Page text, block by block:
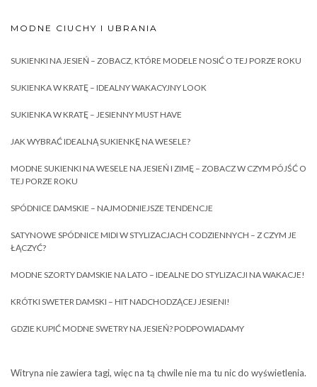
MODNE CIUCHY I UBRANIA
SUKIENKI NA JESIEŃ – ZOBACZ, KTÓRE MODELE NOSIĆ O TEJ PORZE ROKU
SUKIENKA W KRATĘ – IDEALNY WAKACYJNY LOOK
SUKIENKA W KRATĘ – JESIENNY MUST HAVE
JAK WYBRAĆ IDEALNĄ SUKIENKĘ NA WESELE?
MODNE SUKIENKI NA WESELE NA JESIEŃ I ZIMĘ – ZOBACZ W CZYM PÓJŚĆ O
TEJ PORZE ROKU
SPÓDNICE DAMSKIE – NAJMODNIEJSZE TENDENCJE
SATYNOWE SPÓDNICE MIDI W STYLIZACJACH CODZIENNYCH – Z CZYM JE
ŁĄCZYĆ?
MODNE SZORTY DAMSKIE NA LATO – IDEALNE DO STYLIZACJI NA WAKACJE!
KRÓTKI SWETER DAMSKI – HIT NADCHODZĄCEJ JESIENI!
GDZIE KUPIĆ MODNE SWETRY NA JESIEŃ? PODPOWIADAMY
Witryna nie zawiera tagi, więc na tą chwile nie ma tu nic do wyświetlenia.